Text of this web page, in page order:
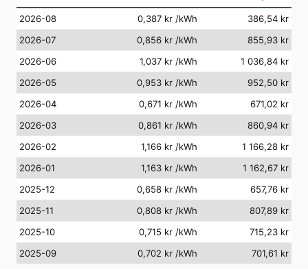
2026-08 0,387 kr /kWh
386,54 kr
2026-07
0,856 kr /kWh
855,93 kr
2026-06
1,037 kr /kWh
1 036,84 kr
2026-05
0,953 kr /kWh
952,50 kr
2026-04
0,671 kr /kWh
671,02 kr
2026-03
0,861 kr /kWh
860,94 kr
2026-02
1,166 kr /kWh
1 166,28 kr
2026-01
1,163 kr /kWh
1 162,67 kr
2025-12
0,658 kr /kWh
657,76 kr
2025-11
0,808 kr /kWh
807,89 kr
2025-10
0,715 kr /kWh
715,23 kr
2025-09
0,702 kr /kWh 701,61 kr